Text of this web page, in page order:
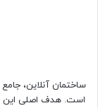
ساختمان آنلاین،
است. هدف اصلی این